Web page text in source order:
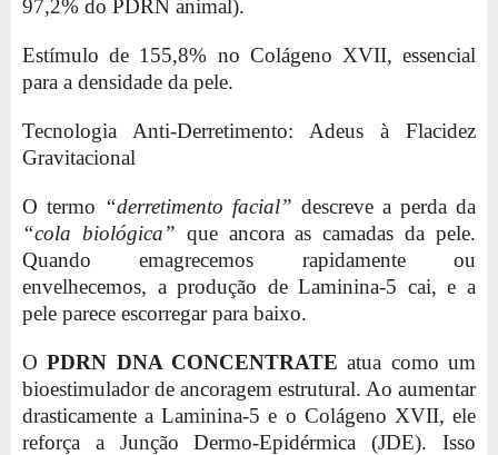
97,2% do PDRN animal).
Estímulo de 155,8% no Colágeno XVII, essencial
para a densidade da pele.
Tecnologia Anti-Derretimento: Adeus à Flacidez
Gravitacional
O termo “derretimento facial” descreve a perda da
“cola biológica” que ancora as camadas da pele.
Quando emagrecemos rapidamente ou
envelhecemos, a produção de Laminina-5 cai, e a
pele parece escorregar para baixo.
OPDRN DNA CONCENTRATE atua como um
bioestimulador de ancoragem estrutural. Ao aumentar
drasticamente a Laminina-5 e o Colágeno XVII, ele
reforça a Junção Dermo-Epidérmica (JDE). Isso